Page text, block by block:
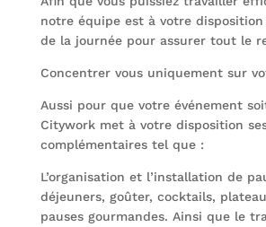
notre équipe est à votre
de la journée pour assurer tout le
Concentrer vous uniquement sur
Aussi pour que votre événement
Citywork met à votre disposition
complémentaires tel que :
L’organisation et l’installation de
déjeuners, goûter, cocktails,
pauses gourmandes. Ainsi que le